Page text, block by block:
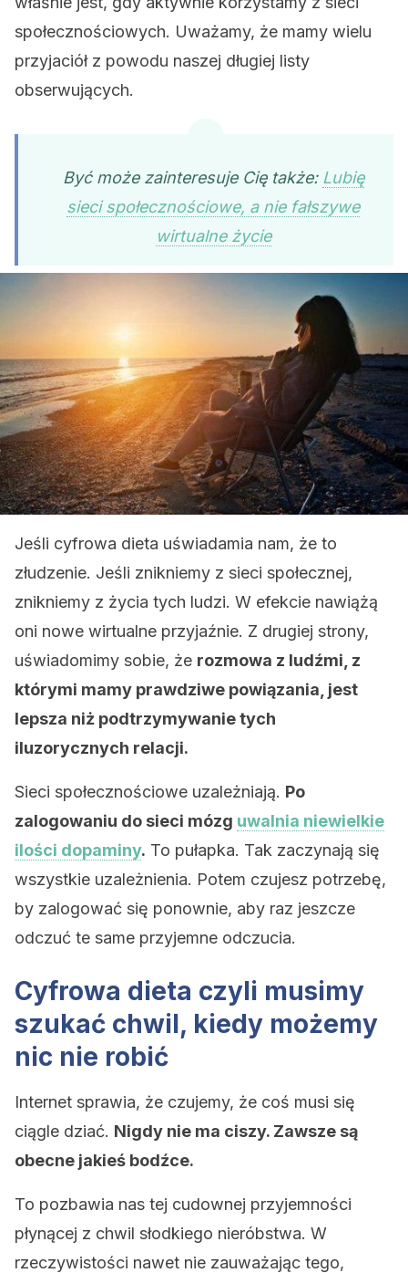
społecznościowych. Uważamy, że mamy wielu
przyjaciół z powodu naszej długiej listy
obserwujących.
Być może zainteresuje Cię także: Lubię
sieci społecznościowe, a nie fałszywe
wirtualne życie
Jeśli cyfrowa dieta uświadamia nam, że to
złudzenie. Jeśli znikniemy z sieci społecznej,
znikniemy z życia tych ludzi. W efekcie nawiążą
oni nowe wirtualne przyjaźnie. Z drugiej strony,
uświadomimy sobie, że rozmowa z ludźmi, z
którymi mamy prawdziwe powiązania, jest
lepsza niż podtrzymywanie tych
iluzorycznych relacji.
Sieci społecznościowe uzależniają. Po
zalogowaniu do sieci mózg uwalnia niewielkie
ilości dopaminy. To pułapka. Tak zaczynają się
wszystkie uzależnienia. Potem czujesz potrzebę,
by zalogować się ponownie, aby raz jeszcze
odczuć te same przyjemne odczucia.
Cyfrowa dieta czyli musimy
szukać chwil, kiedy możemy
nic nie robić
Internet sprawia, że ​​czujemy, że coś musi się
ciągle dziać. Nigdy nie ma ciszy. Zawsze są
obecne jakieś bodźce.
To pozbawia nas tej cudownej przyjemności
płynącej z chwil słodkiego nieróbstwa. W
rzeczywistości nawet nie zauważając tego,